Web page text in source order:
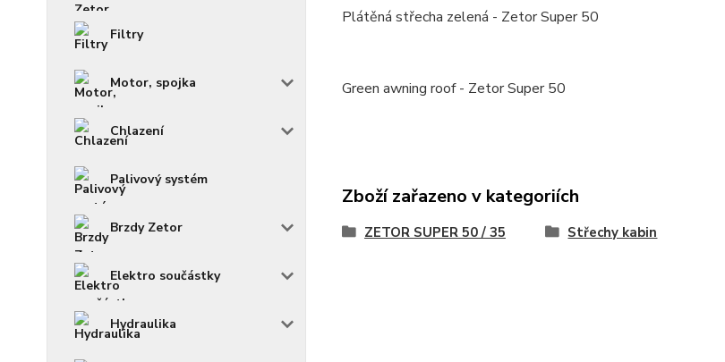
Filtry
Motor, spojka
Chlazení
Palivový systém
Brzdy Zetor
Elektro součástky
Hydraulika
Plátěná střecha zelená - Zetor Super 50
Green awning roof - Zetor Super 50
Zboží zařazeno v kategoriích
ZETOR SUPER 50 / 35 Střechy kabin